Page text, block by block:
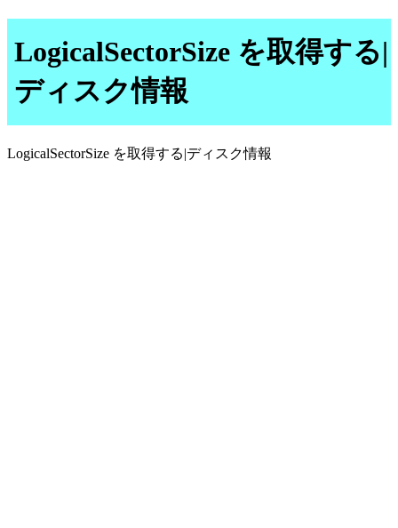
LogicalSectorSize を取得する|
ディスク情報
LogicalSectorSize を取得する|ディスク情報